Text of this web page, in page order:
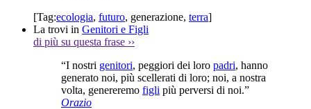
[Tag:ecologia, futuro, generazione, terra]
La trovi in Genitori e Figli
di più su questa frase ››
“I nostri genitori, peggiori dei loro padri, hanno
generato noi, più scellerati di loro; noi, a nostra
volta, genereremo figli più perversi di noi.”
Orazio